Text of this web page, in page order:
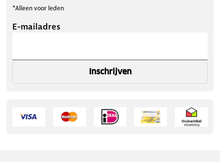
*Alleen voor leden
E-mailadres
Inschrijven